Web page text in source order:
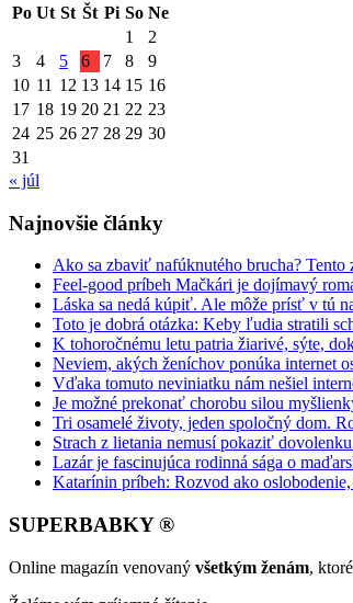
Po Ut St Št Pi So Ne
1
2
3
4 5 6 7 8
9
10 11 12 13 14 15 16
17 18 19 20 21 22 23
24 25 26 27 28 29 30
31
« júl
Najnovšie články
Ako sa zbaviť nafúknutého brucha? Tento
Feel-good príbeh Mačkári je dojímavý
Láska sa nedá kúpiť. Ale môže prísť v tú
Toto je dobrá otázka: Keby ľudia stratili
K tohoročnému letu patria žiarivé, sýte,
Neviem, akých ženíchov ponúka internet
Vďaka tomuto neviniatku nám nešiel
Je možné prekonať chorobu silou
Tri osamelé životy, jeden spoločný dom.
Strach z lietania nemusí pokaziť
Lazár je fascinujúca rodinná sága o
Katarínin príbeh: Rozvod ako
SUPERBABKY ®
Online magazín venovaný všetkým ženám,